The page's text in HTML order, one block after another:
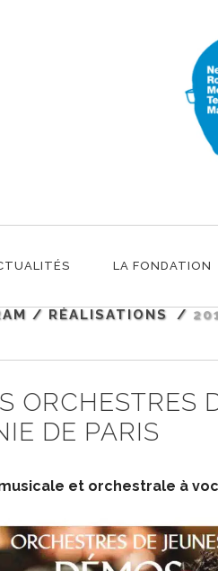
LA FONDATION
ORCHESTRES
/ RÉALISATIONS /
ORCHESTRES
DE PARIS
et orchestrale à